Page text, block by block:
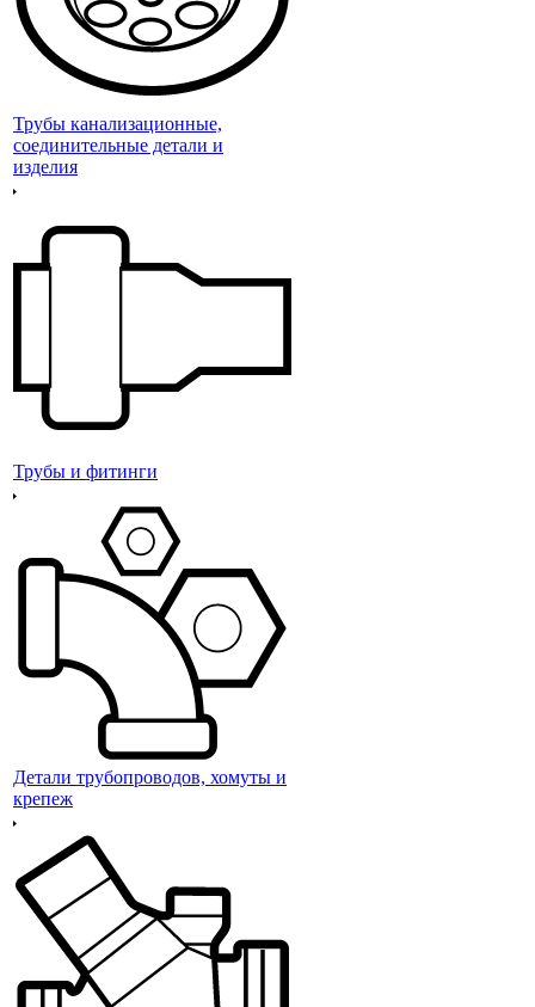
Трубы канализационные,
соединительные детали и
изделия
Трубы и фитинги
Детали трубопроводов, хомуты и
крепеж